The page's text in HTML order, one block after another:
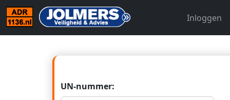
Inloggen
UN-nummer: